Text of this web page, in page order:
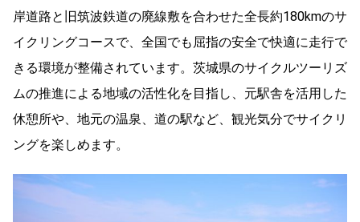
岸道路と旧筑波鉄道の廃線敷を合わせた全長約180kmのサ
イクリングコースで、全国でも屈指の安全で快適に走行で
きる環境が整備されています。茨城県のサイクルツーリズ
ムの推進による地域の活性化を目指し、元駅舎を活用した
休憩所や、地元の温泉、道の駅など、観光気分でサイクリ
ングを楽しめます。